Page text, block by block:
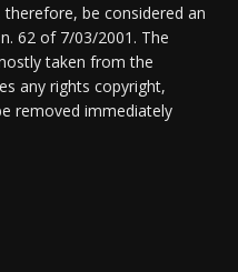
be considered an
62 of 7/03/2001. The
taken from the
any rights copyright,
removed immediately